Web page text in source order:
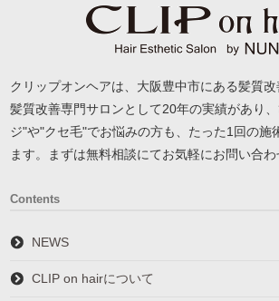
クリップオンヘアは、大阪豊中市にある髪質改
髪質改善専門サロンとして20年の実績があり
ジ"や"クセ毛"でお悩みの方も、たった1回の施
ます。まずは無料相談にてお気軽にお問い合わ
Contents
NEWS
CLIP on hairについて